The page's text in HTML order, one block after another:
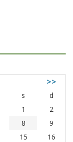
>>
s
d
1
2
8
9
15
16